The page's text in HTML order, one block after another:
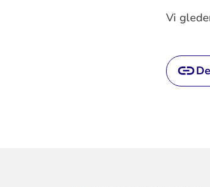
Vi